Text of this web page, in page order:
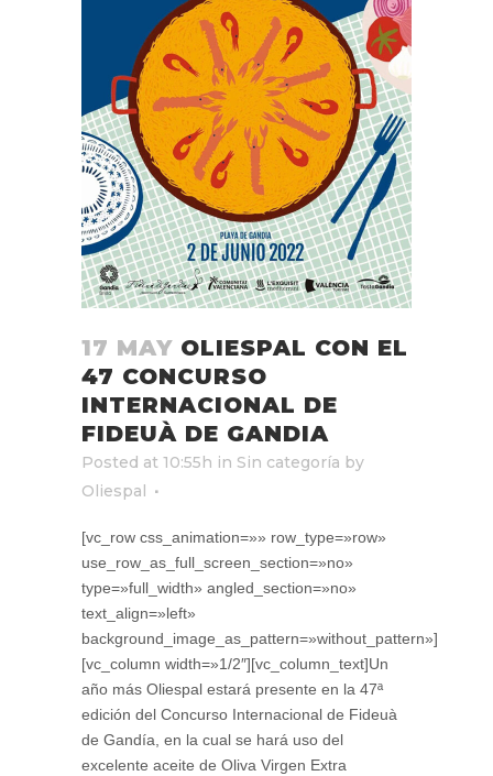
17 MAY OLIESPAL CON EL
47 CONCURSO
INTERNACIONAL DE
FIDEUÀ DE GANDIA
Posted at 10:55h in Sin categoría by
Oliespal
[vc_row css_animation=»» row_type=»row»
use_row_as_full_screen_section=»no»
type=»full_width» angled_section=»no»
text_align=»left»
background_image_as_pattern=»without_pattern»]
[vc_column width=»1/2″][vc_column_text]Un
año más Oliespal estará presente en la 47ª
edición del Concurso Internacional de Fideuà
de Gandía, en la cual se hará uso del
excelente aceite de Oliva Virgen Extra